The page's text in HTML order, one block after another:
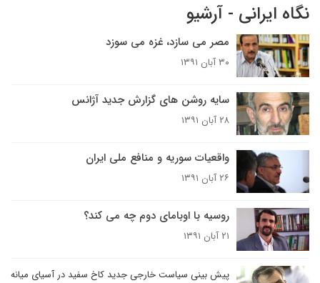
نگاه ایرانی - آرشیو
مصر می سازد، غزه می سوزد
۳۰ آبان ۱۳۹۱
سایه روشن های گزارش جدید آژانس
۲۸ آبان ۱۳۹۱
واقعیات سوریه و منافع ملی ایران
۲۶ آبان ۱۳۹۱
روسیه با اوبامای دوم چه می کند؟
۲۱ آبان ۱۳۹۱
پیش بینی سیاست خارجی جدید کاخ سفید در آسیای میانه